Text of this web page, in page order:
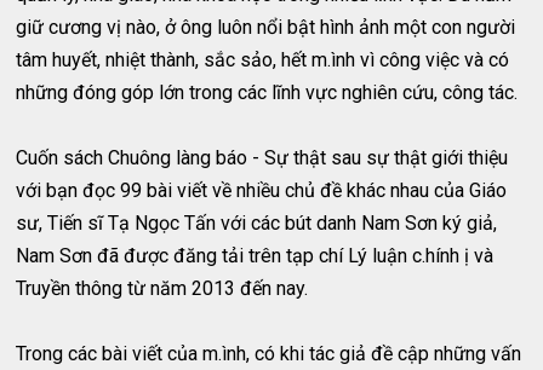
giữ cương vị nào, ở ông luôn nổi bật hình ảnh một con người
tâm huyết, nhiệt thành, sắc sảo, hết m.ình vì công việc và có
những đóng góp lớn trong các lĩnh vực nghiên cứu, công tác.
Cuốn sách Chuông làng báo - Sự thật sau sự thật giới thiệu
với bạn đọc 99 bài viết về nhiều chủ đề khác nhau của Giáo
sư, Tiến sĩ Tạ Ngọc Tấn với các bút danh Nam Sơn ký giả,
Nam Sơn đã được đăng tải trên tạp chí Lý luận c.hính ị và
Truyền thông từ năm 2013 đến nay.
Trong các bài viết của m.ình, có khi tác giả đề cập những vấn